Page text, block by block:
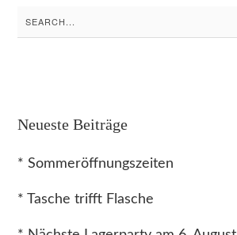
Search
for:
Neueste Beiträge
* Sommeröffnungszeiten
* Tasche trifft Flasche